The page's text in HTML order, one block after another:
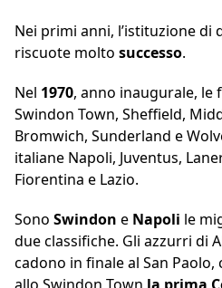
Nei primi anni, l’istituzione
riscuote molto successo.
Nel 1970, anno inaugurale, le
Swindon Town, Sheffield,
Bromwich, Sunderland e
italiane Napoli, Juventus,
Fiorentina e Lazio.
Sono Swindon e Napoli le
due classifiche. Gli azzurri di
cadono in finale al San